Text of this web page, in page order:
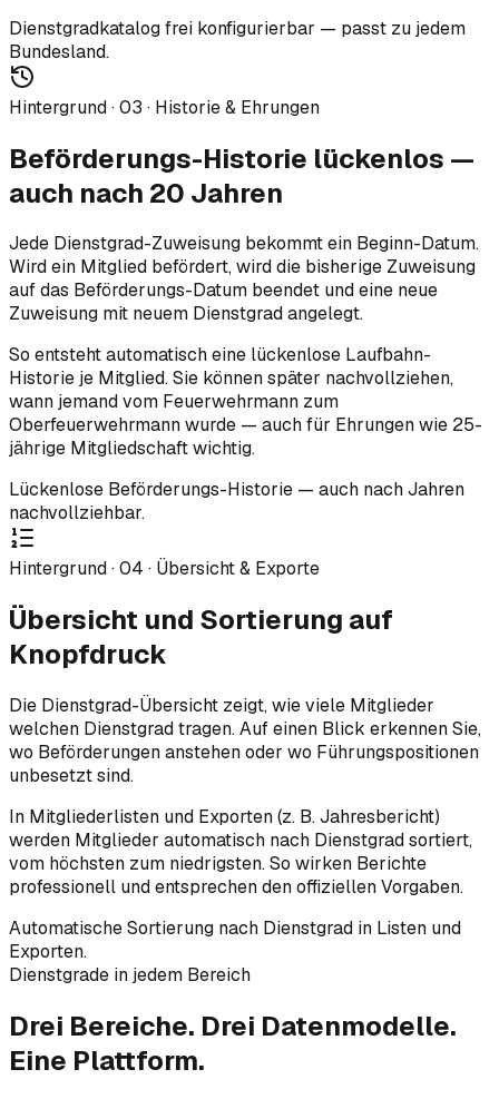
Dienstgradkatalog frei konfigurierbar — passt zu jedem
Bundesland.
Hintergrund ·03 · Historie & Ehrungen
Beförderungs-Historie lückenlos —
auch nach 20 Jahren
Jede Dienstgrad-Zuweisung bekommt ein Beginn-Datum.
Wird ein Mitglied befördert, wird die bisherige Zuweisung
auf das Beförderungs-Datum beendet und eine neue
Zuweisung mit neuem Dienstgrad angelegt.
So entsteht automatisch eine lückenlose Laufbahn-
Historie je Mitglied. Sie können später nachvollziehen,
wann jemand vom Feuerwehrmann zum
Oberfeuerwehrmann wurde — auch für Ehrungen wie 25-
jährige Mitgliedschaft wichtig.
Lückenlose Beförderungs-Historie — auch nach Jahren
nachvollziehbar.
Hintergrund ·04 · Übersicht & Exporte
Übersicht und Sortierung auf
Knopfdruck
Die Dienstgrad-Übersicht zeigt, wie viele Mitglieder
welchen Dienstgrad tragen. Auf einen Blick erkennen Sie,
wo Beförderungen anstehen oder wo Führungspositionen
unbesetzt sind.
In Mitgliederlisten und Exporten (z. B. Jahresbericht)
werden Mitglieder automatisch nach Dienstgrad sortiert,
vom höchsten zum niedrigsten. So wirken Berichte
professionell und entsprechen den offiziellen Vorgaben.
Automatische Sortierung nach Dienstgrad in Listen und
Exporten.
Dienstgrade in jedem Bereich
Drei Bereiche. Drei Datenmodelle.
Eine Plattform.